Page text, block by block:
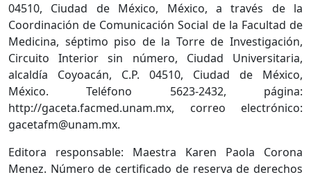
04510, Ciudad de México, México, a través de la
Coordinación de Comunicación Social de la Facultad de
Medicina, séptimo piso de la Torre de Investigación,
Circuito Interior sin número, Ciudad Universitaria,
alcaldía Coyoacán, C.P. 04510, Ciudad de México,
México. Teléfono 5623-2432, página:
http://gaceta.facmed.unam.mx, correo electrónico:
gacetafm@unam.mx.
Editora responsable: Maestra Karen Paola Corona
Menez. Número de certificado de reserva de derechos